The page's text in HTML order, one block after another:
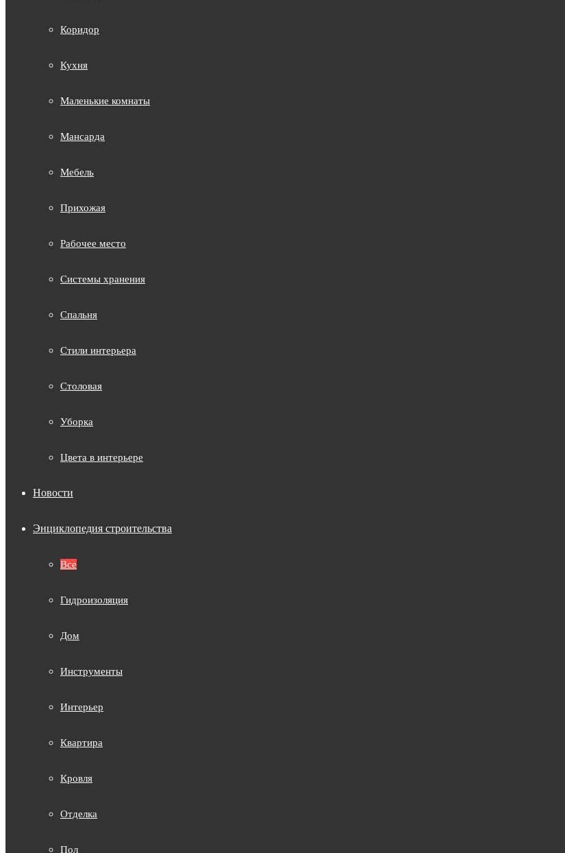
Коридор
Кухня
Маленькие комнаты
Мансарда
Мебель
Прихожая
Рабочее место
Системы хранения
Спальня
Стили интерьера
Столовая
Уборка
Цвета в интерьере
Новости
Энциклопедия строительства
Все
Гидроизоляция
Дом
Инструменты
Интерьер
Квартира
Кровля
Отделка
Пол